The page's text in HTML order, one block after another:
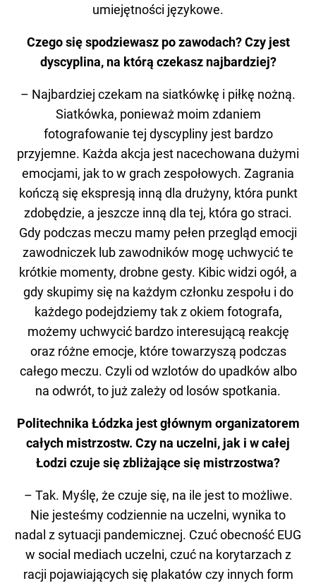
umiejętności językowe.
Czego się spodziewasz po zawodach? Czy jest
dyscyplina, na którą czekasz najbardziej?
– Najbardziej czekam na siatkówkę i piłkę nożną.
Siatkówka, ponieważ moim zdaniem
fotografowanie tej dyscypliny jest bardzo
przyjemne. Każda akcja jest nacechowana dużymi
emocjami, jak to w grach zespołowych. Zagrania
kończą się ekspresją inną dla drużyny, która punkt
zdobędzie, a jeszcze inną dla tej, która go straci.
Gdy podczas meczu mamy pełen przegląd emocji
zawodniczek lub zawodników mogę uchwycić te
krótkie momenty, drobne gesty. Kibic widzi ogół, a
gdy skupimy się na każdym członku zespołu i do
każdego podejdziemy tak z okiem fotografa,
możemy uchwycić bardzo interesującą reakcję
oraz różne emocje, które towarzyszą podczas
całego meczu. Czyli od wzlotów do upadków albo
na odwrót, to już zależy od losów spotkania.
Politechnika Łódzka jest głównym organizatorem
całych mistrzostw. Czy na uczelni, jak i w całej
Łodzi czuje się zbliżające się mistrzostwa?
– Tak. Myślę, że czuje się, na ile jest to możliwe.
Nie jesteśmy codziennie na uczelni, wynika to
nadal z sytuacji pandemicznej. Czuć obecność EUG
w social mediach uczelni, czuć na korytarzach z
racji pojawiających się plakatów czy innych form